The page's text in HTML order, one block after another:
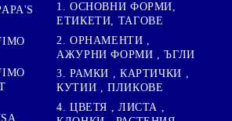
1. ОСНОВНИ ФОРМИ,
ЕТИКЕТИ, ТАГОВЕ
2. ОРНАМЕНТИ ,
АЖУРНИ ФОРМИ , ЪГЛИ
3. РАМКИ , КАРТИЧКИ ,
КУТИИ , ПЛИКОВЕ
4. ЦВЕТЯ , ЛИСТА ,